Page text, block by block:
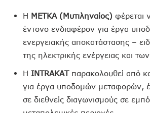
Η ΜΕΤΚΑ (Μυτιληναίος) φέρεται
έντονο ενδιαφέρον για έργα
ενεργειακής αποκατάστασης –
της ηλεκτρικής ενέργειας και
Η INTRAKATπαρακολουθεί από
για έργα υποδομών μεταφορών,
σε διεθνείς διαγωνισμούς σε